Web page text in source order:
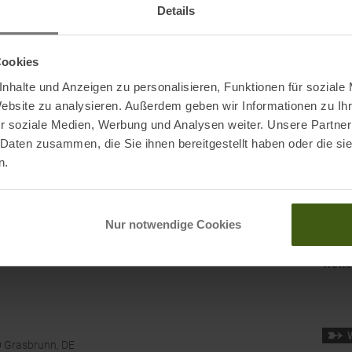
Details
und Anzeigen zu personalisieren, Funktionen für soziale
zu analysieren. Außerdem geben wir Informationen zu
soziale Medien, Werbung und Analysen weiter. Unsere
zusammen, die Sie ihnen bereitgestellt haben oder die
Nur notwendige Cookies
die Ventilation erhöhen sowie die
auf der ganzen Welt. Dank ihres auffälligen Designs
wo immer du gerade bist.
DE